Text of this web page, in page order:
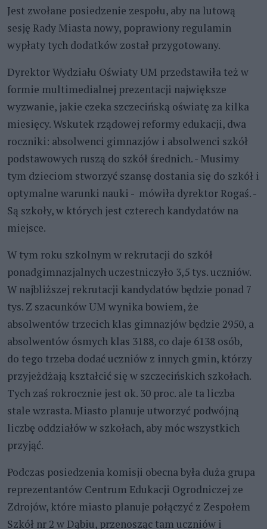
Jest zwołane posiedzenie zespołu, aby na lutową
sesję Rady Miasta nowy, poprawiony regulamin
wypłaty tych dodatków został przygotowany.
Dyrektor Wydziału Oświaty UM przedstawiła też w
formie multimedialnej prezentacji największe
wyzwanie, jakie czeka szczecińską oświatę za kilka
miesięcy. Wskutek rządowej reformy edukacji, dwa
roczniki: absolwenci gimnazjów i absolwenci szkół
podstawowych ruszą do szkół średnich. - Musimy
tym dzieciom stworzyć szansę dostania się do szkół i
optymalne warunki nauki - mówiła dyrektor Rogaś. -
Są szkoły, w których jest czterech kandydatów na
miejsce.
W tym roku szkolnym w rekrutacji do szkół
ponadgimnazjalnych uczestniczyło 3,5 tys. uczniów.
W najbliższej rekrutacji kandydatów będzie ponad 7
tys. Z szacunków UM wynika bowiem, że
absolwentów trzecich klas gimnazjów będzie 2950, a
absolwentów ósmych klas 3188, co daje 6138 osób,
do tego trzeba dodać uczniów z innych gmin, którzy
przyjeżdżają kształcić się w szczecińskich szkołach.
Tych zaś rokrocznie jest ok. 30 proc. ale ta liczba
stale wzrasta. Miasto planuje utworzyć podwójną
liczbę oddziałów w szkołach, aby móc wszystkich
przyjąć.
Podczas posiedzenia komisji obecna była duża grupa
reprezentantów Centrum Edukacji Ogrodniczej ze
Zdrojów, które miasto planuje połączyć z Zespołem
Szkół nr 2 w Dąbiu, przenosząc tam uczniów i